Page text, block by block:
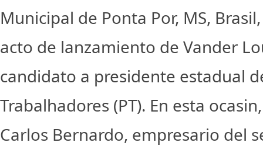
Municipal de Ponta Por, MS,
acto de lanzamiento de Vander
candidato a presidente estadual
Trabalhadores (PT). En esta
Carlos Bernardo, empresario del